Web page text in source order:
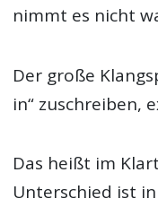
nimmt es nicht
Der große
in“ zuschreiben,
Das heißt im
Unterschied ist